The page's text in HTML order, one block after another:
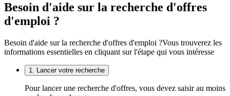
Besoin d'aide sur la recherche d'offres
d'emploi ?
Besoin d'aide sur la recherche d'offres d'emploi ?Vous trouverez les
informations essentielles en cliquant sur l'étape qui vous intéresse
1. Lancer votre recherche
Pour lancer une recherche d'offres, vous devez saisir au moins